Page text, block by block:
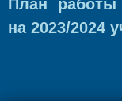
План работы
на 2023/2024